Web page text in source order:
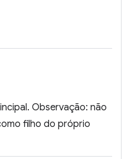
Observação: não
filho do próprio